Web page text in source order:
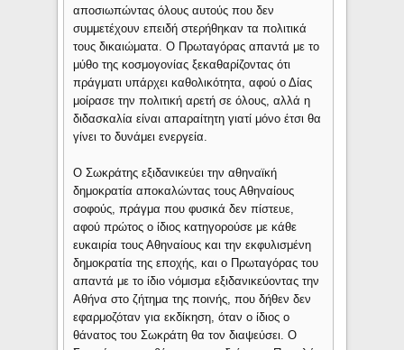
αποσιωπώντας όλους αυτούς που δεν
συμμετέχουν επειδή στερήθηκαν τα πολιτικά
τους δικαιώματα. Ο Πρωταγόρας απαντά με το
μύθο της κοσμογονίας ξεκαθαρίζοντας ότι
πράγματι υπάρχει καθολικότητα, αφού ο Δίας
μοίρασε την πολιτική αρετή σε όλους, αλλά η
διδασκαλία είναι απαραίτητη γιατί μόνο έτσι θα
γίνει το δυνάμει ενεργεία.
Ο Σωκράτης εξιδανικεύει την αθηναϊκή
δημοκρατία αποκαλώντας τους Αθηναίους
σοφούς, πράγμα που φυσικά δεν πίστευε,
αφού πρώτος ο ίδιος κατηγορούσε με κάθε
ευκαιρία τους Αθηναίους και την εκφυλισμένη
δημοκρατία της εποχής, και ο Πρωταγόρας του
απαντά με το ίδιο νόμισμα εξιδανικεύοντας την
Αθήνα στο ζήτημα της ποινής, που δήθεν δεν
εφαρμοζόταν για εκδίκηση, όταν ο ίδιος ο
θάνατος του Σωκράτη θα τον διαψεύσει. Ο